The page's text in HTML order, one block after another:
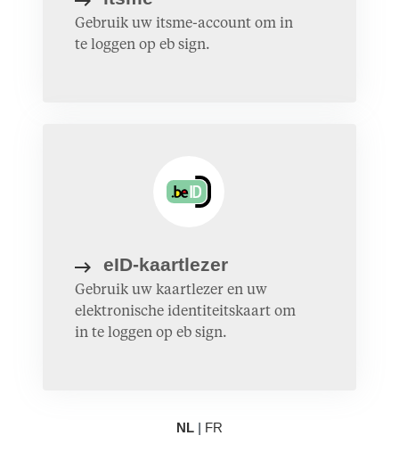
Gebruik uw itsme-account om in
te loggen op eb sign.
eID-kaartlezer
Gebruik uw kaartlezer en uw
elektronische identiteitskaart om
in te loggen op eb sign.
NL | FR